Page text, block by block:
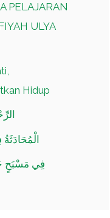
PELAJARAN
ULYA
Hidup
فِي مَسْبَحٍ